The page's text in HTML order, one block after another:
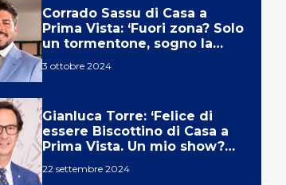
Corrado Sassu di Casa a
Prima Vista: ‘Fuori zona? Solo
un tormentone, sogno la
3 ottobre 2024
Gianluca Torre: ‘Felice di
essere Biscottino di Casa a
Prima Vista. Un mio show?
22 settembre 2024